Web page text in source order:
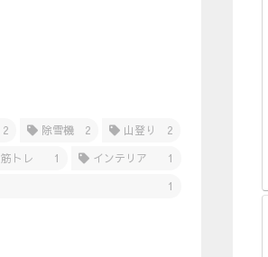
2 除雪機 2 山登り
2
筋トレ 1 インテリア
1
1